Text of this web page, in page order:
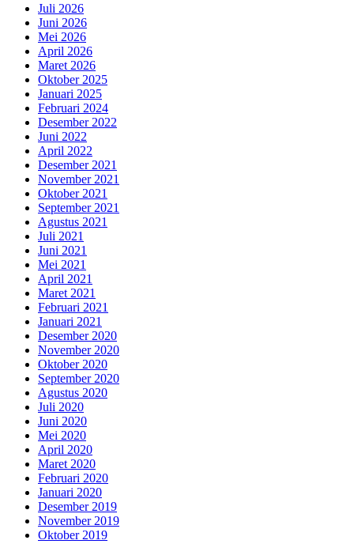
Juli 2026
Juni 2026
Mei 2026
April 2026
Maret 2026
Oktober 2025
Januari 2025
Februari 2024
Desember 2022
Juni 2022
April 2022
Desember 2021
November 2021
Oktober 2021
September 2021
Agustus 2021
Juli 2021
Juni 2021
Mei 2021
April 2021
Maret 2021
Februari 2021
Januari 2021
Desember 2020
November 2020
Oktober 2020
September 2020
Agustus 2020
Juli 2020
Juni 2020
Mei 2020
April 2020
Maret 2020
Februari 2020
Januari 2020
Desember 2019
November 2019
Oktober 2019